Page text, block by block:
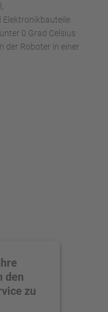
Consent
Elektronikbauteile
0 Grad Celsius
der Roboter in einer
den
zu